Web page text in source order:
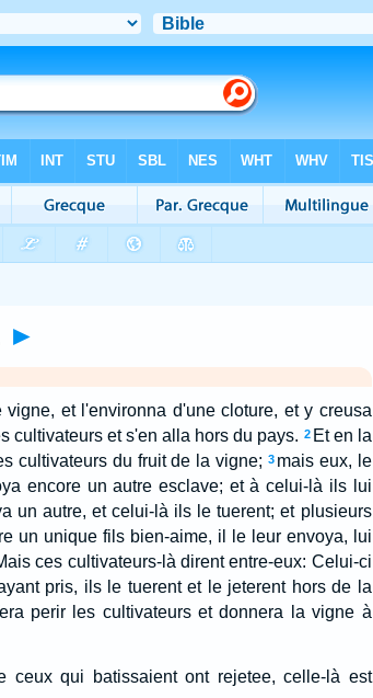
►
et l'environna d'une cloture, et y creusa
cultivateurs et s'en alla hors du pays. 2 Et en la
cultivateurs du fruit de la vigne; 3 mais eux, le
encore un autre esclave; et à celui-là ils lui
un autre, et celui-là ils le tuerent; et plusieurs
un unique fils bien-aime, il le leur envoya, lui
ces cultivateurs-là dirent entre-eux: Celui-ci
pris, ils le tuerent et le jeterent hors de la
perir les cultivateurs et donnera la vigne à
ceux qui batissaient ont rejetee, celle-là est